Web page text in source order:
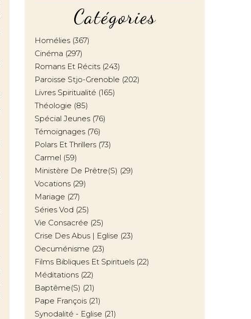
Catégories
Homélies (367)
Cinéma (297)
Romans Et Récits (243)
Paroisse Stjo-Grenoble (202)
Livres Spiritualité (165)
Théologie (85)
Spécial Jeunes (76)
Témoignages (76)
Polars Et Thrillers (73)
Carmel (59)
Ministère De Prêtre(s) (29)
Vocations (29)
Mariage (27)
Séries Vod (25)
Vie Consacrée (25)
Crise Des Abus | Eglise (23)
Oecuménisme (23)
Films Bibliques Et Spirituels (22)
Méditations (22)
Baptême(s) (21)
Pape François (21)
Synodalité - Eglise (21)